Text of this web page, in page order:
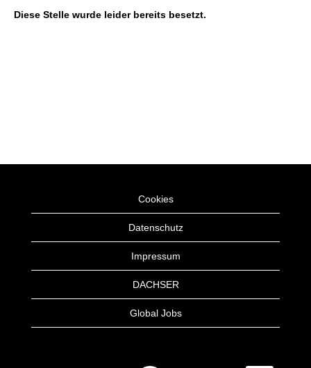
Diese Stelle wurde leider bereits besetzt.
Cookies
Datenschutz
Impressum
DACHSER
Global Jobs